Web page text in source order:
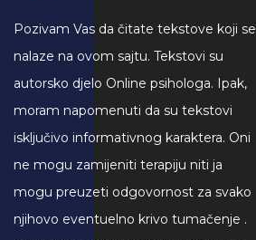
Pozivam Vas da čitate tekstove koji se
nalaze na ovom sajtu. Tekstovi su
autorsko djelo Online psihologa. Ipak,
moram napomenuti da su tekstovi
isključivo informativnog karaktera. Oni
ne mogu zamijeniti terapiju niti ja
mogu preuzeti odgovornost za svako
njihovo eventuelno krivo tumačenje .